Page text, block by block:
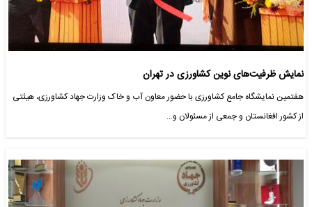
نمایش ظرفیت‌های نوین کشاورزی در تهران
هفتمین نمایشگاه جامع کشاورزی با حضور معاون آب و خاک وزارت جهاد کشاورزی، هیئتی
از کشور افغانستان و جمعی از مسئولان و…